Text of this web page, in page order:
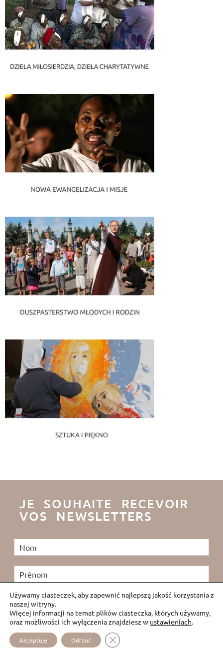
JE SOUHAITE RECEVOIR
VOS NEWSLETTERS
J'ai lu et j'accepte les
conditions d'utilisation de mes
Używamy ciasteczek, aby zapewnić najlepszą jakość korzystania z
naszej witryny.
Więcej informacji na temat plików ciasteczka, których używamy,
oraz możliwości ich wyłączenia znajdziesz w ustawieniach.
Akceptuję Odrzuć ZAMKNIJ PANEL POWIADOMIEŃ